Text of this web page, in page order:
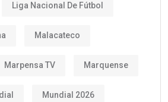
Liga Nacional De Fútbol
Malacateco
Marpensa TV Marquense
Mundial 2026